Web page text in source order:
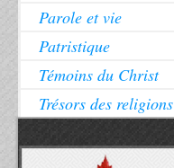
Parole et vie
Patristique
Témoins du Christ
Trésors des religions